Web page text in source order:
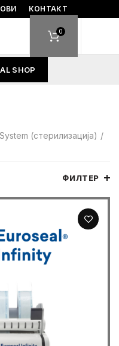
КОНТАКТ
0
SHOP
(стерилизација)
ФИЛТЕР